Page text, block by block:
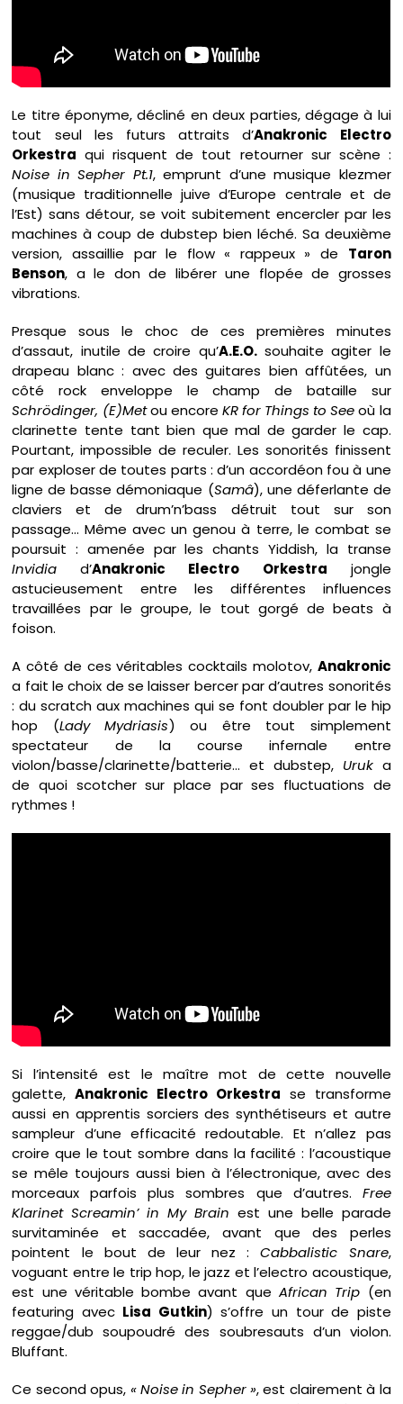
Le titre éponyme, décliné en deux parties, dégage à lui
tout seul les futurs attraits d’Anakronic Electro
Orkestra qui risquent de tout retourner sur scène :
Noise in Sepher Pt.1, emprunt d’une musique klezmer
(musique traditionnelle juive d’Europe centrale et de
l’Est) sans détour, se voit subitement encercler par les
machines à coup de dubstep bien léché. Sa deuxième
version, assaillie par le flow « rappeux » de Taron
Benson, a le don de libérer une flopée de grosses
vibrations.
Presque sous le choc de ces premières minutes
d’assaut, inutile de croire qu’A.E.O.souhaite agiter le
drapeau blanc : avec des guitares bien affûtées, un
côté rock enveloppe le champ de bataille sur
Schrödinger, (E)Metou encore KR for Things to Seeoù la
clarinette tente tant bien que mal de garder le cap.
Pourtant, impossible de reculer. Les sonorités finissent
par exploser de toutes parts : d’un accordéon fou à une
ligne de basse démoniaque (Samâ), une déferlante de
claviers et de drum’n’bass détruit tout sur son
passage… Même avec un genou à terre, le combat se
poursuit : amenée par les chants Yiddish, la transe
Invidia d’Anakronic Electro Orkestra jongle
astucieusement entre les différentes influences
travaillées par le groupe, le tout gorgé de beats à
foison.
A côté de ces véritables cocktails molotov, Anakronic
a fait le choix de se laisser bercer par d’autres sonorités
: du scratch aux machines qui se font doubler par le hip
hop (Lady Mydriasis) ou être tout simplement
spectateur de la course infernale entre
violon/basse/clarinette/batterie… et dubstep, Uruka
de quoi scotcher sur place par ses fluctuations de
rythmes !
Si l’intensité est le maître mot de cette nouvelle
galette,Anakronic Electro Orkestra se transforme
aussi en apprentis sorciers des synthétiseurs et autre
sampleur d’une efficacité redoutable. Et n’allez pas
croire que le tout sombre dans la facilité : l’acoustique
se mêle toujours aussi bien à l’électronique, avec des
morceaux parfois plus sombres que d’autres. Free
Klarinet Screamin’ in My Brain est une belle parade
survitaminée et saccadée, avant que des perles
pointent le bout de leur nez :Cabbalistic Snare,
voguant entre le trip hop, le jazz et l’electro acoustique,
est une véritable bombe avant queAfrican Trip (en
featuring avec Lisa Gutkin) s’offre un tour de piste
reggae/dub soupoudré des soubresauts d’un violon.
Bluffant.
Ce second opus, « Noise in Sepher », est clairement à la